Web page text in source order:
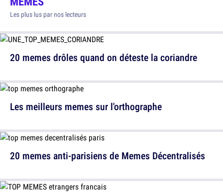
Les plus lus par nos lecteurs
20 memes drôles quand on déteste la coriandre
20 memes anti-parisiens de Memes Décentralisés
Les meilleurs memes sur l'orthographe